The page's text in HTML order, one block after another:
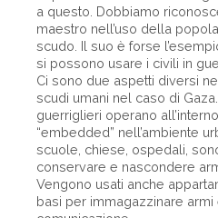
a questo. Dobbiamo
maestro nell’uso della
scudo. Il suo è forse
si possono usare i civili in
Ci sono due aspetti diversi
scudi umani nel caso di
guerriglieri operano
“embedded” nell’ambiente
scuole, chiese, ospedali,
conservare e nascondere
Vengono usati anche
basi per immagazzinare armi